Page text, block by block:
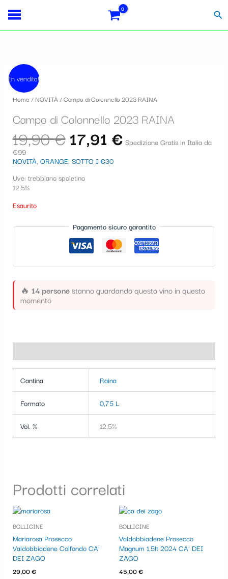
contenuto
In vendita!
Home /NOVITÀ/ Campo di Colonnello 2023 RAINA
Campo di Colonnello 2023 RAINA
19,90€
originale
era:
19,90 €.
17,91 €
attuale
è:
17,91 €.
Spedizione Gratis in Italia da
€99
NOVITÀ, ORANGE, SOTTO I €30
Uve: trebbiano spoletino
12,5%
Esaurito
Pagamento sicuro garantito
🔥 14 personestanno guardando questo vino in questo
momento
Cantina Raina
Formato 0,75 L
Vol. % 12,5%
Prodotti correlati
BOLLICINE
Mariarosa Prosecco
Valdobbiadene Colfondo CA’
DEI ZAGO
29,00€
BOLLICINE
Valdobbiadene Prosecco
Magnum 1,5lt 2024 CA’ DEI
ZAGO
45,00€
S
z
i
o
n
a
u
a
c
g
o
fiscale:
Carrello: